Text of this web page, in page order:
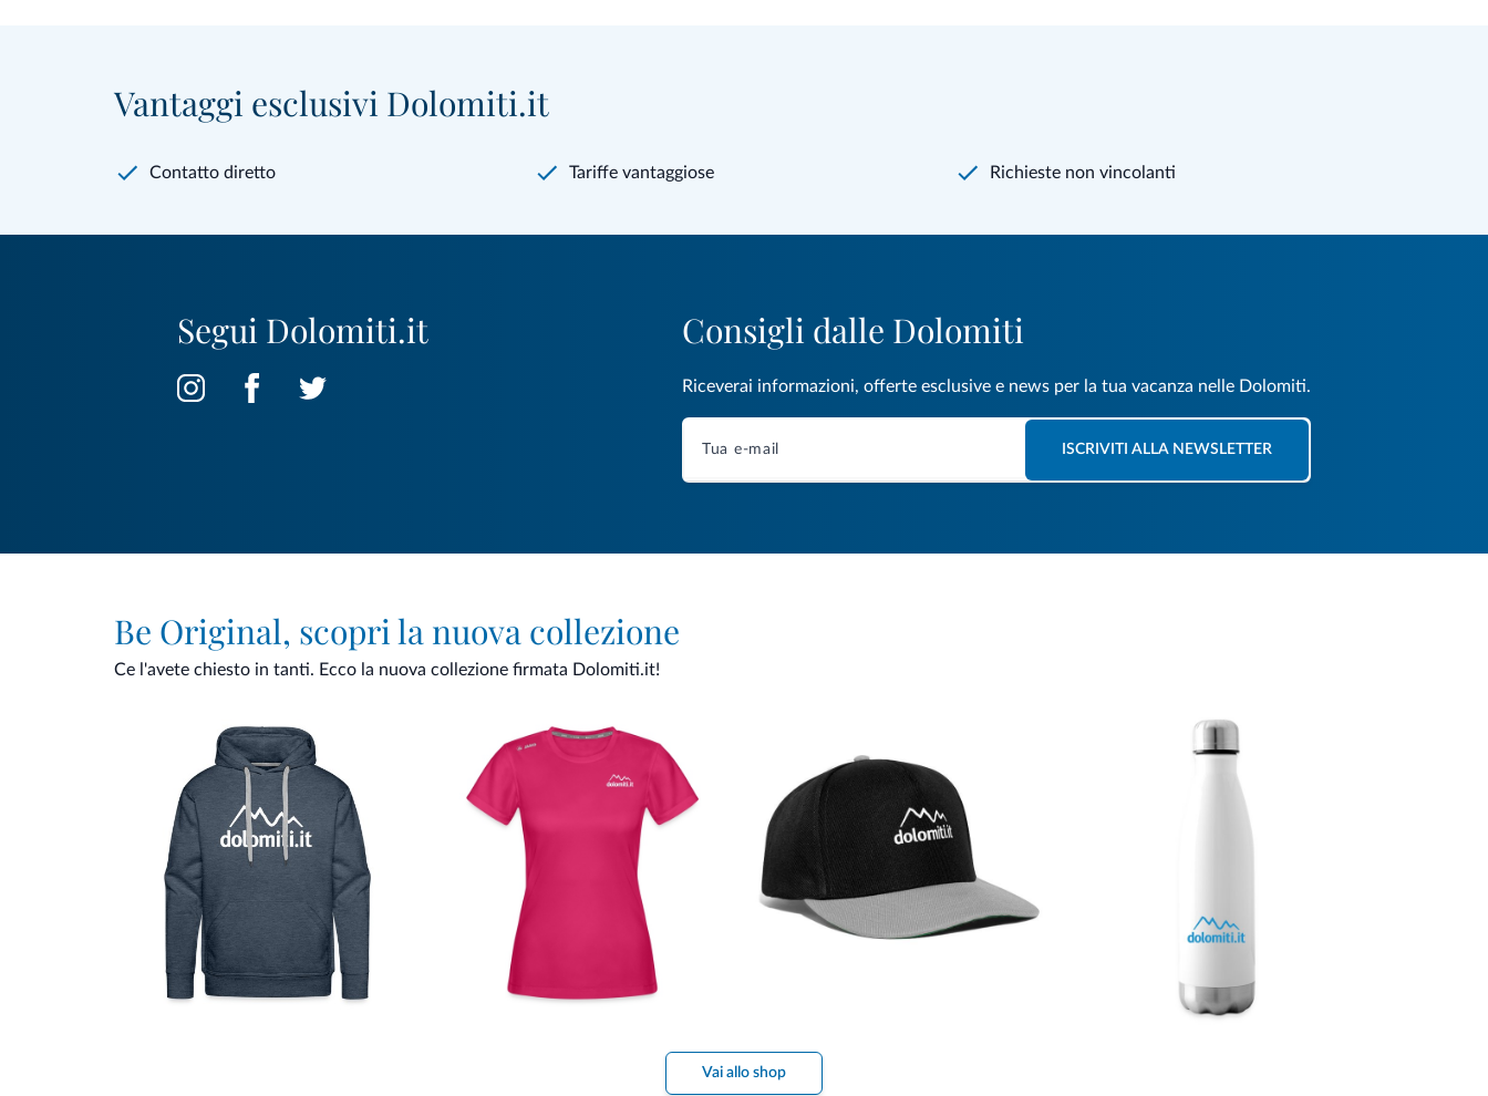
Vantaggi esclusivi Dolomiti.it
Contatto diretto Tariffe vantaggiose Richieste non vincolanti
Segui Dolomiti.it Consigli dalle Dolomiti
Riceverai informazioni, offerte esclusive e news per la tua vacanza nelle Dolomiti.
ISCRIVITI ALLA NEWSLETTER
Be Original, scopri la nuova collezione
Ce l'avete chiesto in tanti. Ecco la nuova collezione firmata Dolomiti.it!
Vai allo shop